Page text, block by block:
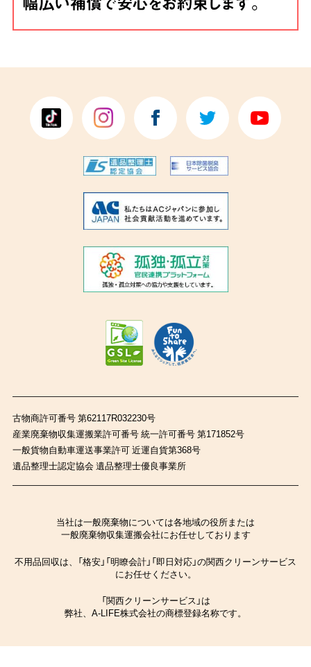
古物商許可番号 第62117R032230号
産業廃棄物収集運搬業許可番号 統一許可番号 第171852号
一般貨物自動車運送事業許可 近運自貨第368号
遺品整理士認定協会 遺品整理士優良事業所
当社は一般廃棄物については各地域の役所または
一般廃棄物収集運搬会社にお任せしております
不用品回収は、「格安」「明瞭会計」「即日対応」の関西クリーンサービス
にお任せください。
「関西クリーンサービス」は
弊社、A-LIFE株式会社の商標登録名称です。